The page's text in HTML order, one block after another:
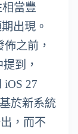
當豐
出現。
之前，
到，
iOS 27
於新系統
，而不